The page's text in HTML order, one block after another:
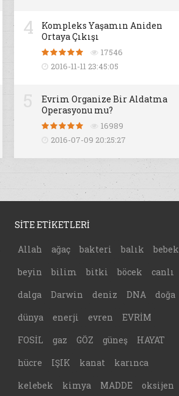
4
Kompleks Yaşamın Aniden
Ortaya Çıkışı
17546
2016-11-11 23:45:05
Evrim Organize Bir Aldatma
Operasyonu mu?
16989
2016-07-09 20:25:27
SİTE ETİKETLERİ
Allah ağaç bakteri balık
bebek
beyin
bilim bitki böcek
canlı
dalga
Darwin deniz DNA
doğa
dünya
enerji evren
EVRİM
FOSİL
gaz GÖZ güneş
HAYAT
hücre
IŞIK kanat
karınca
kelebek
kimya MADDE oksijen